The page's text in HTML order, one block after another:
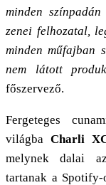
minden
zenei felhozatal,
minden műfajban
nem látott
főszervező.
Fergeteges
világba Charli
melynek dalai
tartanak a